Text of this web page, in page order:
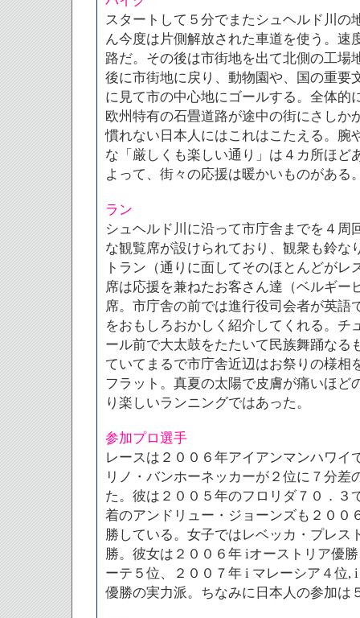
スタートして５分でまたシュヘルド川の
ん今度は片側解放された車道を使う。速
路だ。その後は市街地を出て北側の工場
後に市街地に戻り、動物園や、国の重要
に見て市の中心地にゴールする。全体的
欧州特有の石畳道路が途中の街にさしか
慣れない日本人にはこれはこたえる。腕
な「厳しくも楽しい通り」は４カ所ほど
よって、街々の応援は暖かいものがある
ラン
シュヘルド川に沿って市庁舎までを４周
な観覧席が設けられており、観衆も鈴な
トラン（通りに面してそのほとんどがレ
席は応援を兼ねたお客さん達（ベルギー
席。市庁舎の前では進行役司会者が英語
をおもしろおかしく紹介してくれる。チ
ール前で大太鼓をたたいて民族舞踊なる
ていてまるで市庁舎近辺はお祭りの様相
フラット。真夏の太陽で皮膚が痛いほど
り楽しいランニングではあった。
参加プロ選手
レースは２００６年アイアンマンハワイ
リノ・バンホーネッカーが２位に７分差
た。彼は２００５年のフロリダ７０．３
着のアンドリュー・ジョーンズも２００
勝している。女子ではレベッカ・プレス
勝。彼女は２００６年 iオーストリア優
ーテ５位、２００７年 i マレーシア４位,
優勝の実力派。ちなみに日本人の参加は